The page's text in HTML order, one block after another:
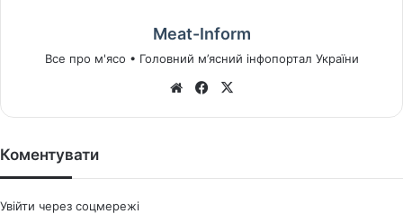
Meat-Inform
Все про м'ясо • Головний м’ясний інфопортал України
We
Fa
Коментувати
Увійти через соцмережі